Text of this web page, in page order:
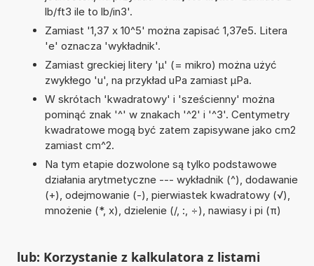
lb/ft3 ile to lb/in3'.
Zamiast '1,37 x 10^5' można zapisać 1,37e5. Litera
'e' oznacza 'wykładnik'.
Zamiast greckiej litery 'µ' (= mikro) można użyć
zwykłego 'u', na przykład uPa zamiast µPa.
W skrótach 'kwadratowy' i 'sześcienny' można
pominąć znak '^' w znakach '^2' i '^3'. Centymetry
kwadratowe mogą być zatem zapisywane jako cm2
zamiast cm^2.
Na tym etapie dozwolone są tylko podstawowe
działania arytmetyczne --- wykładnik (^), dodawanie
(+), odejmowanie (-), pierwiastek kwadratowy (√),
mnożenie (*, x), dzielenie (/, :, ÷), nawiasy i pi (π)
lub: Korzystanie z kalkulatora z listami